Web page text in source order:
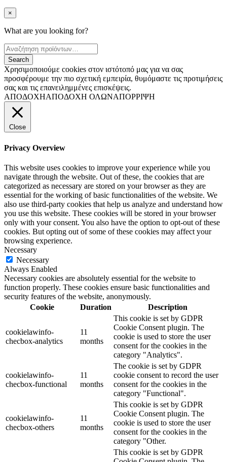
×
What are you looking for?
Χρησιμοποιούμε cookies στον ιστότοπό μας για να σας
προσφέρουμε την πιο σχετική εμπειρία, θυμόμαστε τις προτιμήσεις
σας και τις επανειλημμένες επισκέψεις.
ΑΠΟΔΟΧΗΑΠΟΔΟΧΗ ΟΛΩΝΑΠΟΡΡΙΨΗ
Close
Privacy Overview
This website uses cookies to improve your experience while you
navigate through the website. Out of these, the cookies that are
categorized as necessary are stored on your browser as they are
essential for the working of basic functionalities of the website. We
also use third-party cookies that help us analyze and understand how
you use this website. These cookies will be stored in your browser
only with your consent. You also have the option to opt-out of these
cookies. But opting out of some of these cookies may affect your
browsing experience.
Necessary
Necessary
Always Enabled
Necessary cookies are absolutely essential for the website to
function properly. These cookies ensure basic functionalities and
security features of the website, anonymously.
Cookie
Duration Description
cookielawinfo-
checbox-analytics
11
months
This cookie is set by GDPR
Cookie Consent plugin. The
cookie is used to store the user
consent for the cookies in the
category "Analytics".
cookielawinfo-
checbox-functional
11
months
The cookie is set by GDPR
cookie consent to record the user
consent for the cookies in the
category "Functional".
cookielawinfo-
checbox-others
11
months
This cookie is set by GDPR
Cookie Consent plugin. The
cookie is used to store the user
consent for the cookies in the
category "Other.
This cookie is set by GDPR